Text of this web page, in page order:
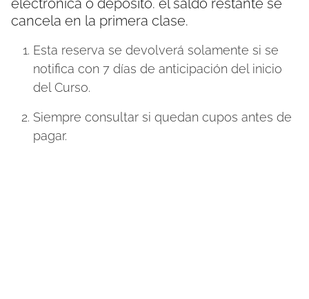
electrónica o depósito. el saldo restante se
cancela en la primera clase.
Esta reserva se devolverá solamente si se
notifica con 7 días de anticipación del inicio
del Curso.
Siempre consultar si quedan cupos antes de
pagar.